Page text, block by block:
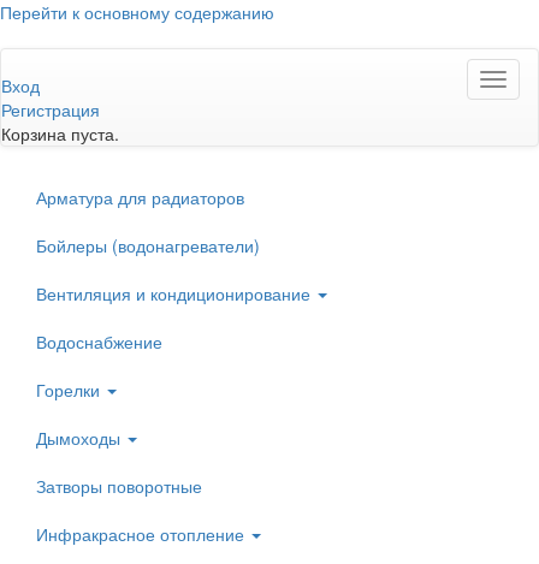
Перейти к основному содержанию
Вход
Регистрация
Корзина пуста.
Арматура для радиаторов
Бойлеры (водонагреватели)
Вентиляция и кондиционирование
Водоснабжение
Горелки
Дымоходы
Затворы поворотные
Инфракрасное отопление